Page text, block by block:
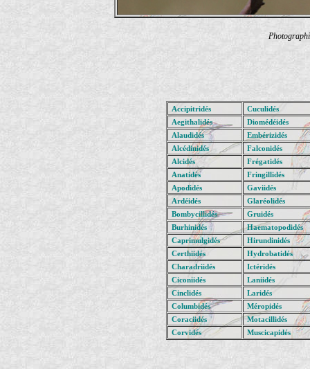
Accipitridés
Cuculidés
Aegithalidés
Diomédéidés
Alaudidés
Embérizidés
Alcédinidés
Falconidés
Alcidés
Frégatidés
Anatidés
Fringillidés
Apodidés
Gaviidés
Ardéidés
Glaréolidés
Bombycillidés
Gruidés
Burhinidés
Haematopodidés
Caprimulgidés
Hirundinidés
Certhiidés
Hydrobatidés
Charadriidés
Ictéridés
Ciconiidés
Laniidés
Cinclidés
Laridés
Columbidés
Méropidés
Coraciidés
Motacillidés
Corvidés
Muscicapidés